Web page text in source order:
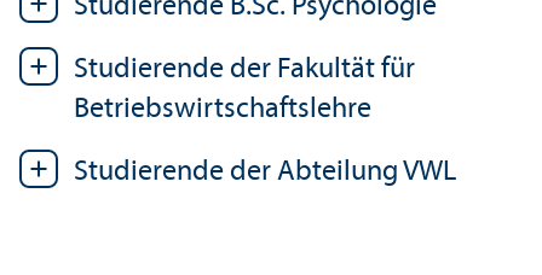
Studierende B.Sc. Psychologie
Studierende der Fakultät für
Betriebs­wirtschafts­lehre
Studierende der Abteilung VWL